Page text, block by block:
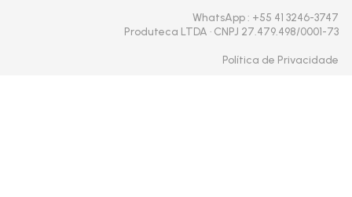
WhatsApp: +55 41 3246-3747
Produteca LTDA · CNPJ 27.479.498/0001-73
Política de Privacidade